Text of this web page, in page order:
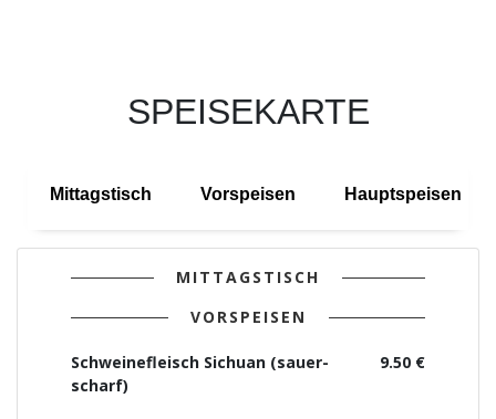
SPEISEKARTE
Mittagstisch Vorspeisen Hauptspeisen
MITTAGSTISCH
VORSPEISEN
9.50 €
Schweinefleisch Sichuan (sauer-
scharf)